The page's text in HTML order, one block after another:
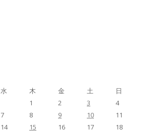
水 木 金 土
日
1
2 3
4
7 8 9 10
11
14 15 16 17
18